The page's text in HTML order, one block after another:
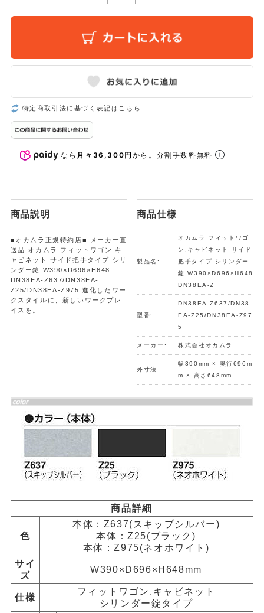
特定商取引法に基づく表記はこちら
なら 月々36,300円から。分割手数料無料
商品説明
■オカムラ正規特約店■ メーカー直
送品 オカムラ フィットワゴン.キ
ャビネット サイド把手タイプ シリ
ンダー錠 W390×D696×H648
DN38EA-Z637/DN38EA-
Z25/DN38EA-Z975 進化したワー
クスタイルに、新しいワークプレ
イスを。
商品仕様
製品名:
オカムラ フィットワゴ
ン.キャビネット サイド
把手タイプ シリンダー
錠 W390×D696×H648
DN38EA-Z
型番:
DN38EA-Z637/DN38
EA-Z25/DN38EA-Z97
5
メーカー: 株式会社オカムラ
外寸法:
幅390mm × 奥行696m
m × 高さ648mm
商品詳細
色
本体：Z637(スキップシルバー)
本体：Z25(ブラック)
本体：Z975(ネオホワイト)
サイ
ズ
W390×D696×H648mm
仕様
フィットワゴン.キャビネット
シリンダー錠タイプ